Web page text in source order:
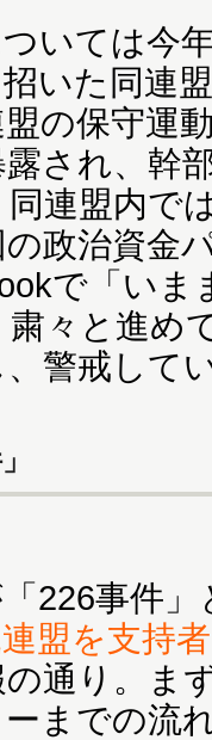
いては今
いた同連
の保守運
され、幹
連盟内で
政治資金
で「い
粛々と進め
警戒して
226事件」
盟を支持
の通り。ま
までの流